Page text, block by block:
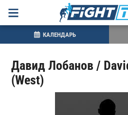
Давид Лобанов /
(West)
КАЛЕНДАРЬ